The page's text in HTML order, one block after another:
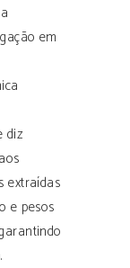
em
diz
extraídas
e pesos